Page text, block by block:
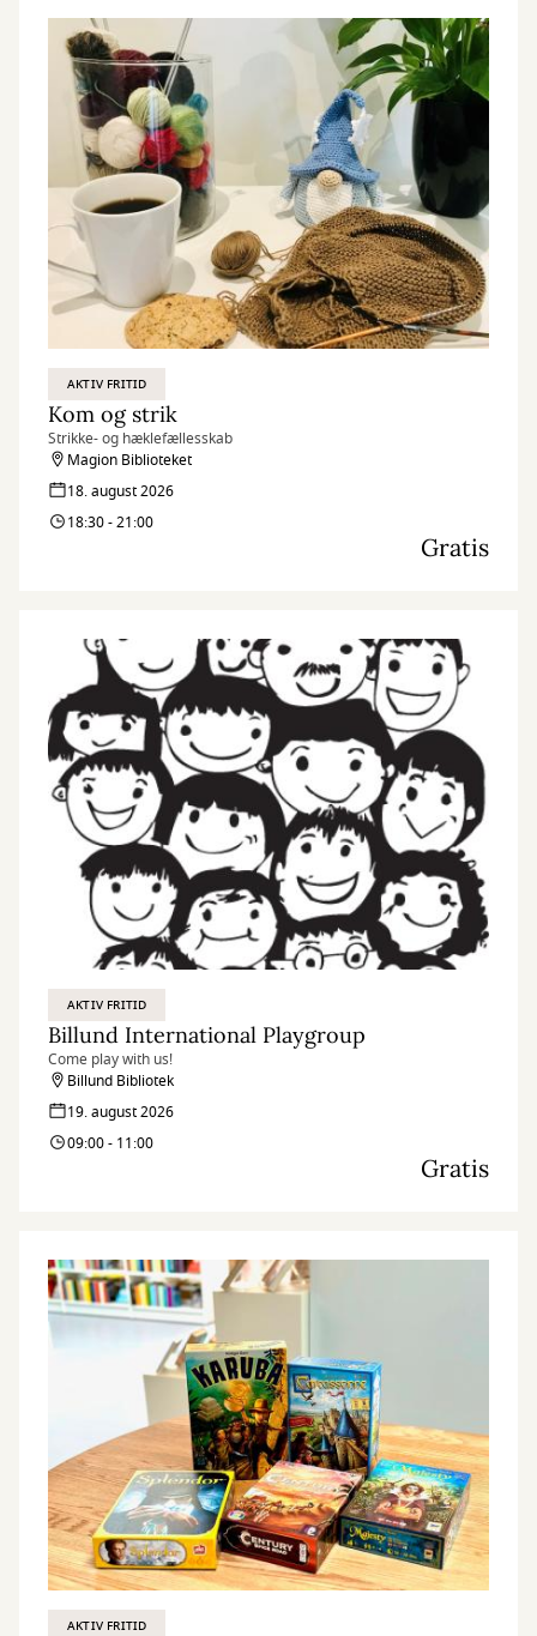
AKTIV FRITID
Kom og strik
Strikke- og hæklefællesskab
Magion Biblioteket
18. august 2026
18:30 - 21:00
Gratis
AKTIV FRITID
Billund International Playgroup
Come play with us!
Billund Bibliotek
19. august 2026
09:00 - 11:00
Gratis
AKTIV FRITID